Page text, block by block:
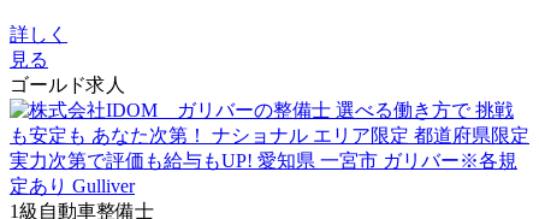
詳しく
見る
ゴールド求人
1級自動車整備士